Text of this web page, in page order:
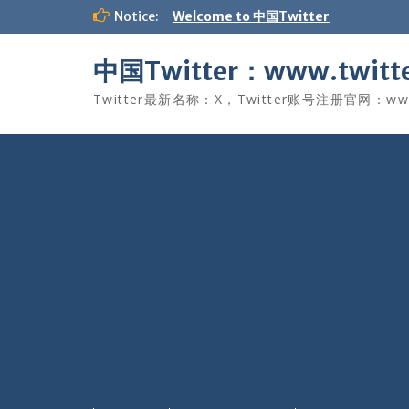
Notice: Welcome to 中国Twitter
中国Twitter：
Twitter最新名称：X，Twitter账号注册官网：